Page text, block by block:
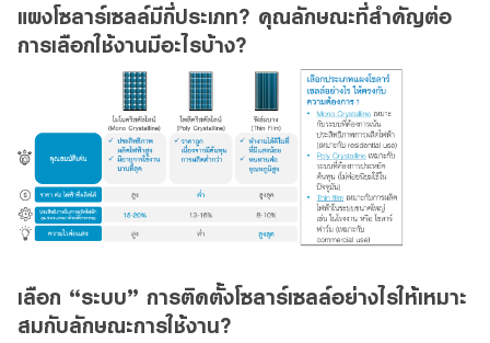
แผงโซลาร์เซลล์มีกี่ประเภท? คุณลักษณะที่สำคัญต่อ
การเลือกใช้งานมีอะไรบ้าง?
เลือก “ระบบ” การติดตั้งโซลาร์เซลล์อย่างไรให้เหมาะ
สมกับลักษณะการใช้งาน?